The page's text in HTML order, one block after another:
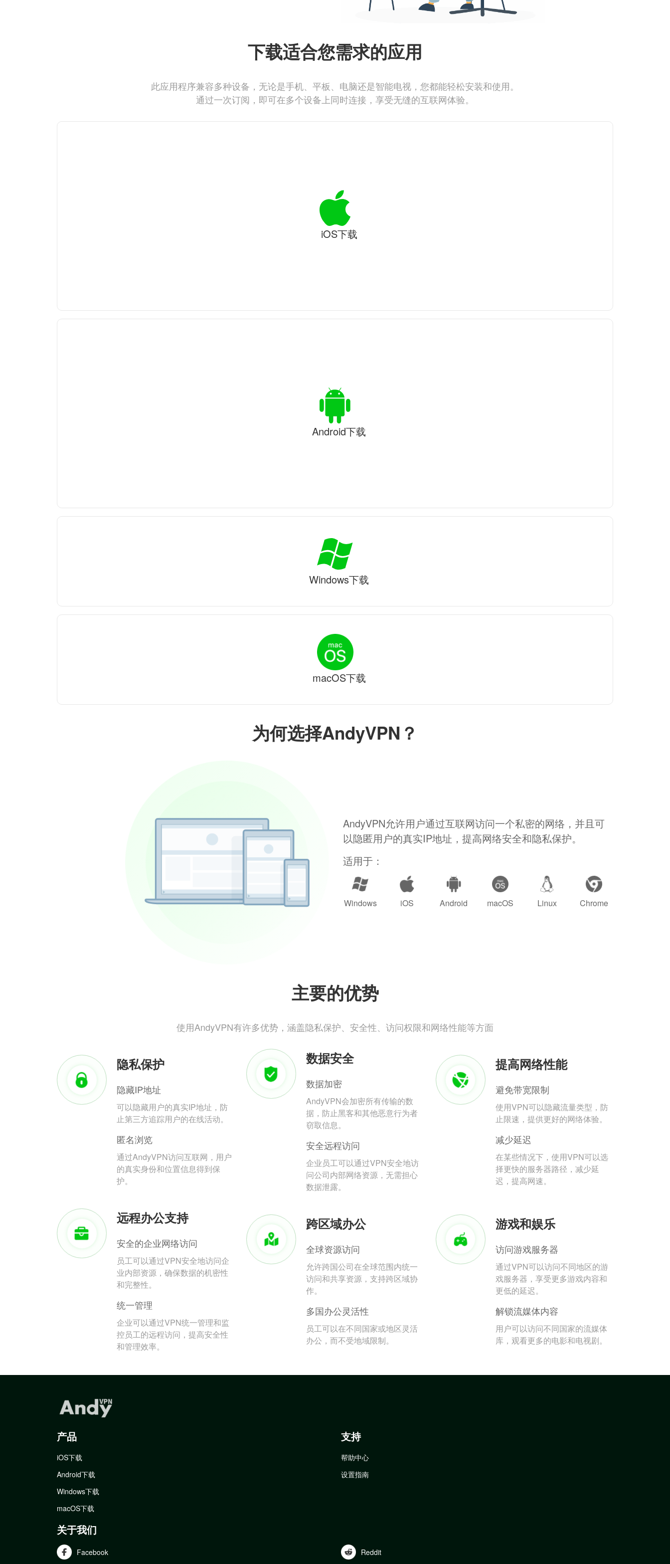
为何选择AndyVPN？
AndyVPN允许用户通过互联网访问一个私密的网络，并且可
以隐匿用户的真实IP地址，提高网络安全和隐私保护。
适用于：
Windows iOS Android macOS Linux Chrome
主要的优势
使用AndyVPN有许多优势，涵盖隐私保护、安全性、访问权限和网络性能等方面
隐私保护
隐藏IP地址
可以隐藏用户的真实IP地址，防
止第三方追踪用户的在线活动。
匿名浏览
通过AndyVPN访问互联网，用户
的真实身份和位置信息得到保
护。
数据安全
数据加密
AndyVPN会加密所有传输的数
据，防止黑客和其他恶意行为者
窃取信息。
安全远程访问
企业员工可以通过VPN安全地访
问公司内部网络资源，无需担心
数据泄露。
提高网络性能
避免带宽限制
使用VPN可以隐藏流量类型，防
止限速，提供更好的网络体验。
减少延迟
在某些情况下，使用VPN可以选
择更快的服务器路径，减少延
迟，提高网速。
远程办公支持
安全的企业网络访问
员工可以通过VPN安全地访问企
业内部资源，确保数据的机密性
和完整性。
统一管理
企业可以通过VPN统一管理和监
控员工的远程访问，提高安全性
和管理效率。
跨区域办公
全球资源访问
允许跨国公司在全球范围内统一
访问和共享资源，支持跨区域协
作。
多国办公灵活性
员工可以在不同国家或地区灵活
办公，而不受地域限制。
游戏和娱乐
访问游戏服务器
通过VPN可以访问不同地区的游
戏服务器，享受更多游戏内容和
更低的延迟。
解锁流媒体内容
用户可以访问不同国家的流媒体
库，观看更多的电影和电视剧。
下载适合您需求的应用
此应用程序兼容多种设备，无论是手机、平板、电脑还是智能电视，您都能轻松安装和使用。
通过一次订阅，即可在多个设备上同时连接，享受无缝的互联网体验。
iOS下载
Android下载
Windows下载
macOS下载
产品
iOS下载
Android下载
Windows下载
macOS下载
支持
帮助中心
设置指南
关于我们
Facebook Reddit